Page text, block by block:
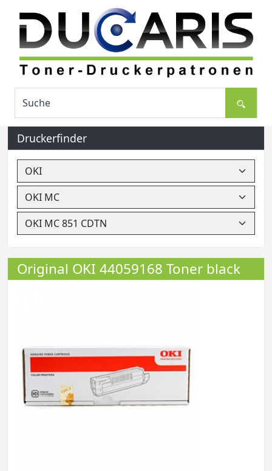
Druckerfinder
Original OKI 44059168 Toner black